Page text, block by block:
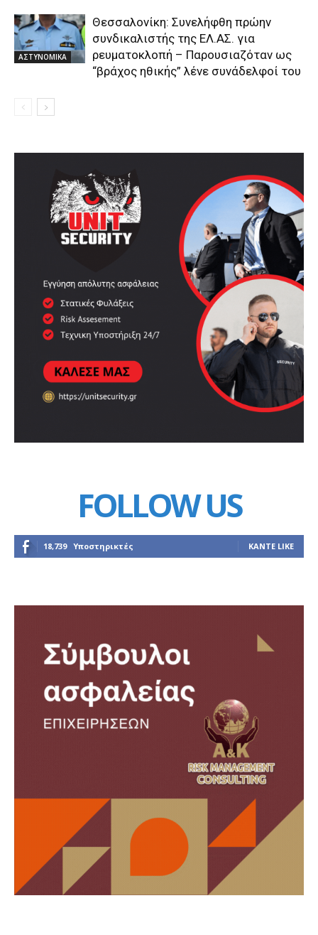
ΑΣΤΥΝΟΜΙΚΑ
Θεσσαλονίκη: Συνελήφθη πρώην
συνδικαλιστής της ΕΛ.ΑΣ. για
ρευματοκλοπή – Παρουσιαζόταν ως
“βράχος ηθικής” λένε συνάδελφοί του
FOLLOW US
18,739 Υποστηρικτές ΚΆΝΤΕ LIKE